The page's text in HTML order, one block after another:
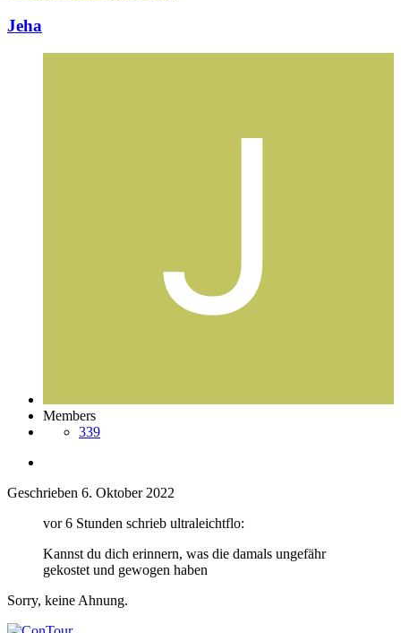
Jeha
Members
339
Geschrieben 6. Oktober 2022
vor 6 Stunden schrieb ultraleichtflo:
Kannst du dich erinnern, was die damals ungefähr
gekostet und gewogen haben
Sorry, keine Ahnung.